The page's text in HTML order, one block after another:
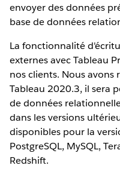
envoyer des données
base de données
La fonctionnalité
externes avec Tableau
nos clients. Nous
Tableau 2020.3, il sera
de données
dans les versions
disponibles pour la
PostgreSQL, MySQL,
Redshift.